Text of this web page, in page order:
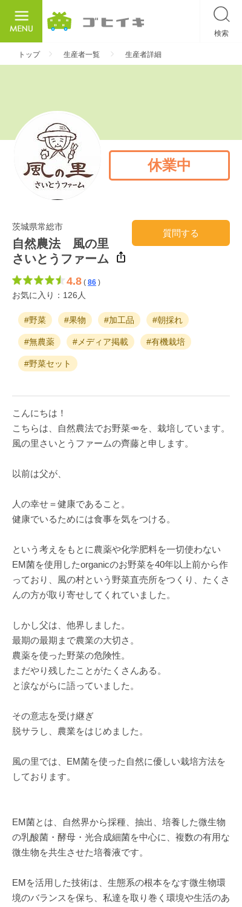
検索
トップ 生産者一覧 生産者詳細
休業中
茨城県常総市
自然農法 風の里
さいとうファーム
4.8 ( 86 )
お気に入り：126人
質問する
#野菜 #果物 #加工品 #朝採れ
#無農薬 #メディア掲載 #有機栽培
#野菜セット
こんにちは！
こちらは、自然農法でお野菜🥕を、栽培しています。
風の里さいとうファームの齊藤と申します。
以前は父が、
人の幸せ＝健康であること。
健康でいるためには食事を気をつける。
という考えをもとに農薬や化学肥料を一切使わない
EM菌を使用したorganicのお野菜を40年以上前から作
っており、風の村という野菜直売所をつくり、たくさ
んの方が取り寄せしてくれていました。
しかし父は、他界しました。
最期の最期まで農業の大切さ。
農薬を使った野菜の危険性。
まだやり残したことがたくさんある。
と涙ながらに語っていました。
その意志を受け継ぎ
脱サラし、農業をはじめました。
風の里では、EM菌を使った自然に優しい栽培方法を
しております。
EM菌とは、自然界から採種、抽出、培養した微生物
の乳酸菌・酵母・光合成細菌を中心に、複数の有用な
微生物を共生させた培養液です。
EMを活用した技術は、生態系の根本をなす微生物環
境のバランスを保ち、私達を取り巻く環境や生活のあ